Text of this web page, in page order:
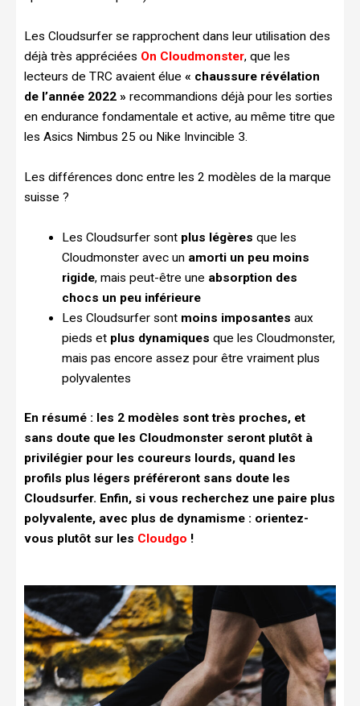
Les Cloudsurfer se rapprochent dans leur utilisation des
déjà très appréciées On Cloudmonster, que les
lecteurs de TRC avaient élue « chaussure révélation
de l’année 2022 » recommandions déjà pour les sorties
en endurance fondamentale et active, au même titre que
les Asics Nimbus 25 ou Nike Invincible 3.
Les différences donc entre les 2 modèles de la marque
suisse ?
Les Cloudsurfer sont plus légères que les
Cloudmonster avec un amorti un peu moins
rigide, mais peut-être une absorption des
chocs un peu inférieure
Les Cloudsurfer sont moins imposantes aux
pieds et plus dynamiques que les Cloudmonster,
mais pas encore assez pour être vraiment plus
polyvalentes
En résumé : les 2 modèles sont très proches, et
sans doute que les Cloudmonster seront plutôt à
privilégier pour les coureurs lourds, quand les
profils plus légers préféreront sans doute les
Cloudsurfer. Enfin, si vous recherchez une paire plus
polyvalente, avec plus de dynamisme : orientez-
vous plutôt sur les Cloudgo !